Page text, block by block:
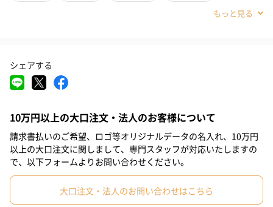
いるような感覚に。少し解凍すると、バタークリームがバスク生
バスク生地のクッキーは、フランス産の粉を使用しています。
全ての工程をパティシエが手作業しているため生産数量が限ら
れ、原材料も厳選された貴重な一品です。
お紐のアレンジ
#喜寿祝い
#父の日
#サプライズ
#ホワイトデー #敬老の日 #入学祝い #就職祝い
#引っ越し祝い #自分へのご褒美 #部下男性 #弟 #兄
#妹 #息子 #娘 #姪 #甥
#義父 #義母 #取引先男性 #取引先女性
シェアする
10万円以上の大口注文・法人のお客様について
請求書払いのご希望、ロゴ等オリジナルデータの名入れ、10万円
以上の大口注文に関しまして、専門スタッフが対応いたしますの
で、以下フォームよりお問い合わせください。
大口注文・法人のお問い合わせはこちら